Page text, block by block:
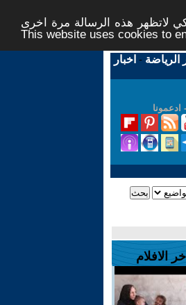
لاتظهر هذه الرسالة مرة اخرى -
This website uses cookies to
الرياضة - اخبار
ادعمونا
اخر الافلام